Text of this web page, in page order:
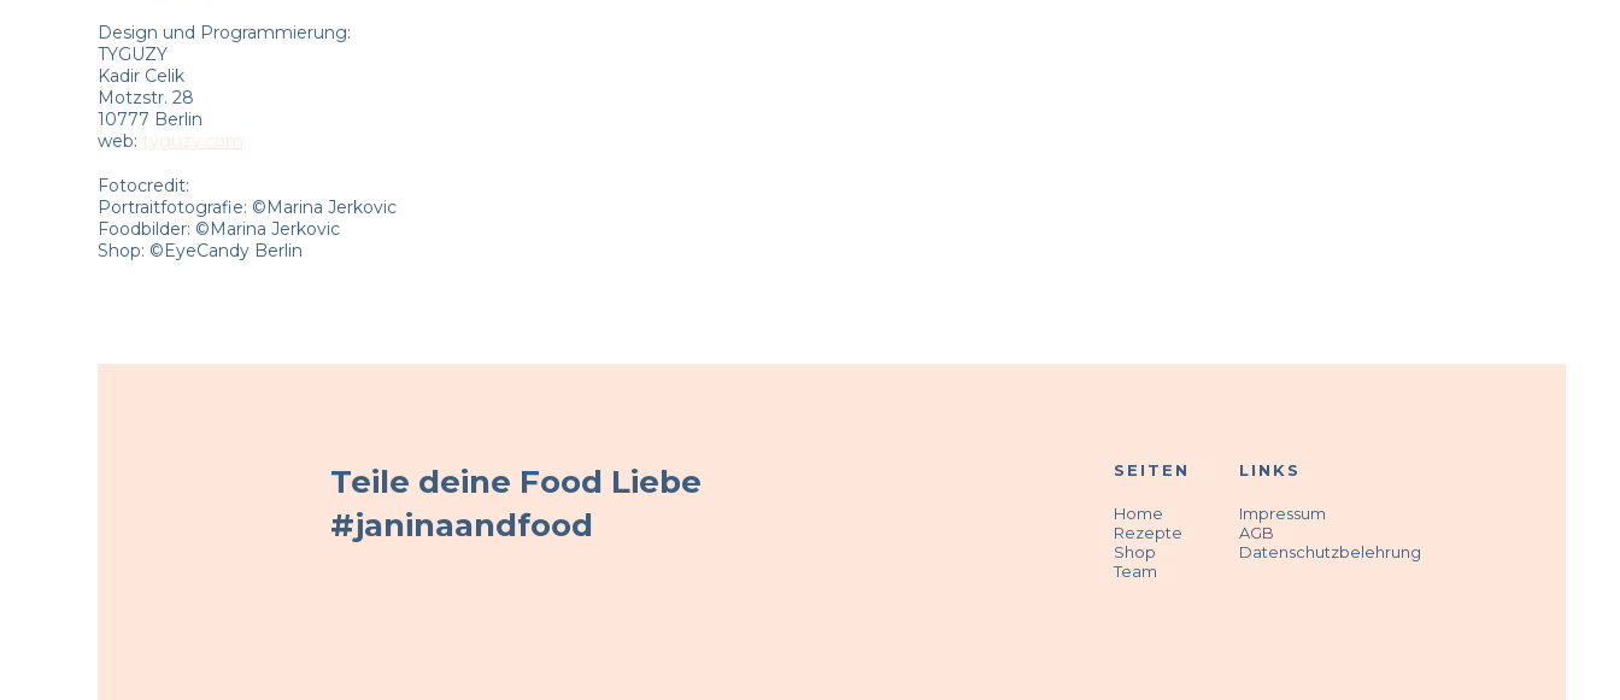
Design und Programmierung:
TYGUZY
Kadir Celik
Motzstr. 28
10777 Berlin
web: tyguzy.com
Fotocredit:
Portraitfotografie: ©Marina Jerkovic
Foodbilder: ©Marina Jerkovic
Shop: ©EyeCandy Berlin
Teile deine Food Liebe
#janinaandfood
SEITEN
Home
Rezepte
Shop
Team
LINKS
Impressum
AGB
Datenschutzbelehrung